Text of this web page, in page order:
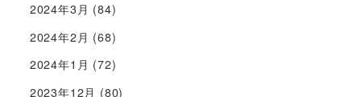
2024年3月 (84)
2024年2月 (68)
2024年1月 (72)
2023年12月 (80)